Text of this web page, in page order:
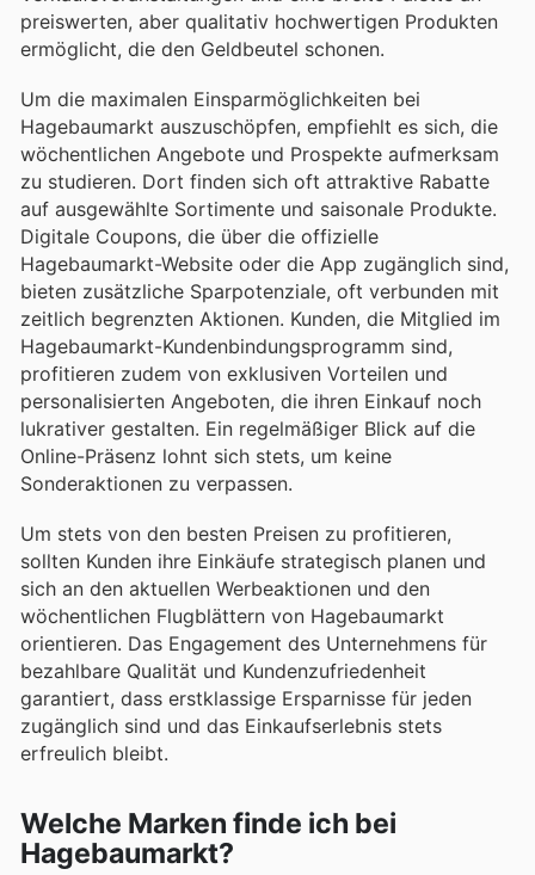
preiswerten, aber qualitativ hochwertigen Produkten
ermöglicht, die den Geldbeutel schonen.
Um die maximalen Einsparmöglichkeiten bei
Hagebaumarkt auszuschöpfen, empfiehlt es sich, die
wöchentlichen Angebote und Prospekte aufmerksam
zu studieren. Dort finden sich oft attraktive Rabatte
auf ausgewählte Sortimente und saisonale Produkte.
Digitale Coupons, die über die offizielle
Hagebaumarkt-Website oder die App zugänglich sind,
bieten zusätzliche Sparpotenziale, oft verbunden mit
zeitlich begrenzten Aktionen. Kunden, die Mitglied im
Hagebaumarkt-Kundenbindungsprogramm sind,
profitieren zudem von exklusiven Vorteilen und
personalisierten Angeboten, die ihren Einkauf noch
lukrativer gestalten. Ein regelmäßiger Blick auf die
Online-Präsenz lohnt sich stets, um keine
Sonderaktionen zu verpassen.
Um stets von den besten Preisen zu profitieren,
sollten Kunden ihre Einkäufe strategisch planen und
sich an den aktuellen Werbeaktionen und den
wöchentlichen Flugblättern von Hagebaumarkt
orientieren. Das Engagement des Unternehmens für
bezahlbare Qualität und Kundenzufriedenheit
garantiert, dass erstklassige Ersparnisse für jeden
zugänglich sind und das Einkaufserlebnis stets
erfreulich bleibt.
Welche Marken finde ich bei
Hagebaumarkt?